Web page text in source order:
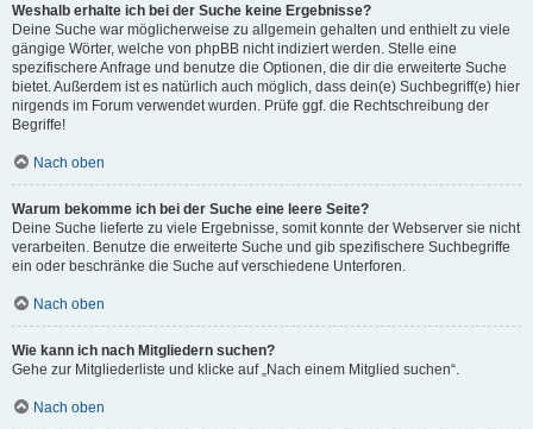
Weshalb erhalte ich bei der Suche keine Ergebnisse?
Deine Suche war möglicherweise zu allgemein gehalten und enthielt zu viele
gängige Wörter, welche von phpBB nicht indiziert werden. Stelle eine
spezifischere Anfrage und benutze die Optionen, die dir die erweiterte Suche
bietet. Außerdem ist es natürlich auch möglich, dass dein(e) Suchbegriff(e) hier
nirgends im Forum verwendet wurden. Prüfe ggf. die Rechtschreibung der
Begriffe!
Nach oben
Warum bekomme ich bei der Suche eine leere Seite?
Deine Suche lieferte zu viele Ergebnisse, somit konnte der Webserver sie nicht
verarbeiten. Benutze die erweiterte Suche und gib spezifischere Suchbegriffe
ein oder beschränke die Suche auf verschiedene Unterforen.
Nach oben
Wie kann ich nach Mitgliedern suchen?
Gehe zur Mitgliederliste und klicke auf „Nach einem Mitglied suchen“.
Nach oben